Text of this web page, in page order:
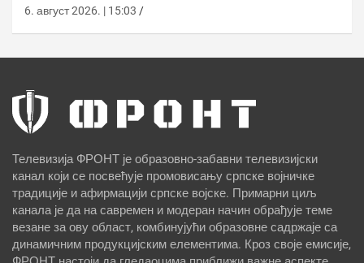
6. август 2026. | 15:03
Телевизија ФРОНТ је образовно-забавни телевизијски
канал који се посвећује промовисању српске војничке
традиције и афирмацији српске војске. Примарни циљ
канала је да на савремен и модеран начин обрађује теме
везане за ову област, комбинујући образовне садржаје са
динамичним продукцијским елементима. Кроз своје емисије,